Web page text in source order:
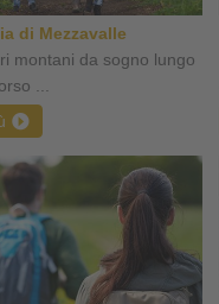
di Mezzavalle
montani da sogno lungo
...